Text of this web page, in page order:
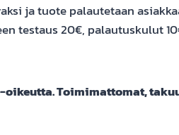
ja tuote palautetaan
testaus 20€, palautuskulut
Toimimattomat,